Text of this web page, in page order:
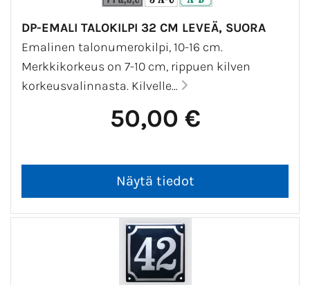
DP-EMALI TALOKILPI 32 CM LEVEÄ, SUORA
Emalinen talonumerokilpi, 10-16 cm.
Merkkikorkeus on 7-10 cm, rippuen kilven
korkeusvalinnasta. Kilvelle...
50,00 €